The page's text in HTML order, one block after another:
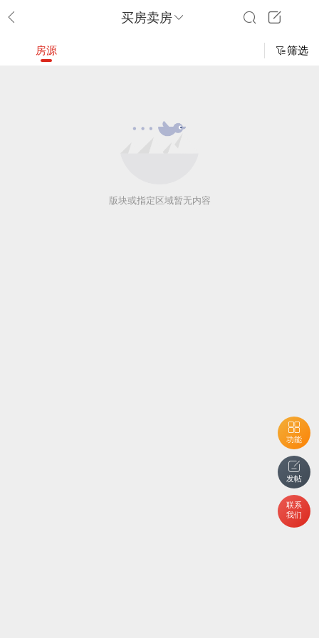
买房卖房
功能
发帖
联系
我们
房源 筛选
版块或指定区域暂无内容